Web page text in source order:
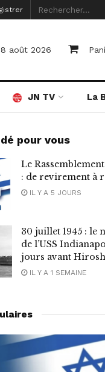
août 2026
JN TV La
pour vous
Le
: de revirement à
IL Y A 5 JOURS
30 juillet 1945 : le
de l’USS
jours avant
IL Y A 1 SEMAINE